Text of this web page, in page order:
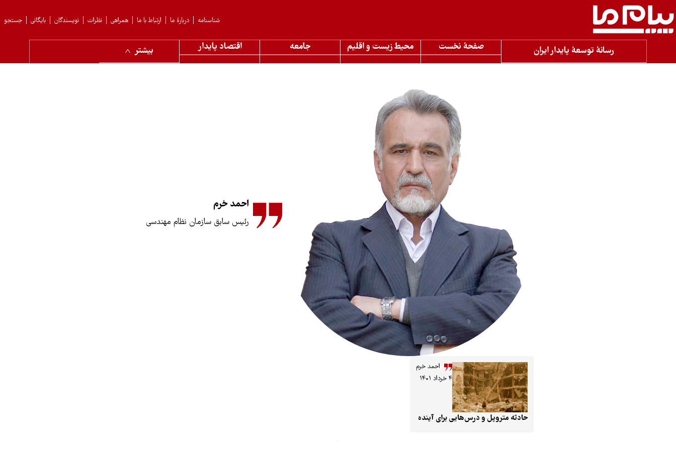
جستجو بایگانی نویسندگان نظرات همراهی ارتباط با ما دربارهٔ ما شناسنامه
رسانۀ توسعۀ پایدار ایران صفحۀ نخست محیط زیست و اقلیم جامعه اقتصاد پایدار بیشتر
احمد خرم
رئیس سابق سازمان نظام مهندسی
احمد خرم
۴ خرداد ۱۴۰۱
حادثه متروپل و درس‌هایی برای آینده